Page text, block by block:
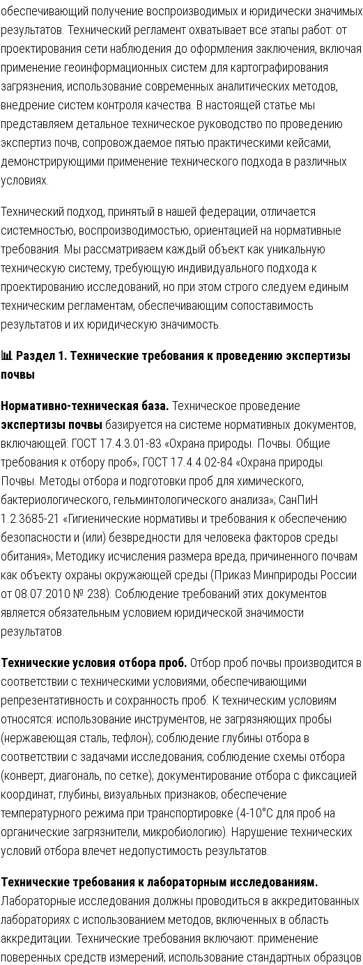
обеспечивающий получение воспроизводимых и юридически значимых
результатов. Технический регламент охватывает все этапы работ: от
проектирования сети наблюдения до оформления заключения, включая
применение геоинформационных систем для картографирования
загрязнения, использование современных аналитических методов,
внедрение систем контроля качества. В настоящей статье мы
представляем детальное техническое руководство по проведению
экспертиз почв, сопровождаемое пятью практическими кейсами,
демонстрирующими применение технического подхода в различных
условиях.
Технический подход, принятый в нашей федерации, отличается
системностью, воспроизводимостью, ориентацией на нормативные
требования. Мы рассматриваем каждый объект как уникальную
техническую систему, требующую индивидуального подхода к
проектированию исследований, но при этом строго следуем единым
техническим регламентам, обеспечивающим сопоставимость
результатов и их юридическую значимость.
📊 Раздел 1. Технические требования к проведению экспертизы
почвы
Нормативно-техническая база. Техническое проведение
экспертизы почвы базируется на системе нормативных документов,
включающей: ГОСТ 17.4.3.01-83 «Охрана природы. Почвы. Общие
требования к отбору проб»; ГОСТ 17.4.4.02-84 «Охрана природы.
Почвы. Методы отбора и подготовки проб для химического,
бактериологического, гельминтологического анализа»; СанПиН
1.2.3685-21 «Гигиенические нормативы и требования к обеспечению
безопасности и (или) безвредности для человека факторов среды
обитания»; Методику исчисления размера вреда, причиненного почвам
как объекту охраны окружающей среды (Приказ Минприроды России
от 08.07.2010 № 238). Соблюдение требований этих документов
является обязательным условием юридической значимости
результатов.
Технические условия отбора проб. Отбор проб почвы производится в
соответствии с техническими условиями, обеспечивающими
репрезентативность и сохранность проб. К техническим условиям
относятся: использование инструментов, не загрязняющих пробы
(нержавеющая сталь, тефлон); соблюдение глубины отбора в
соответствии с задачами исследования; соблюдение схемы отбора
(конверт, диагональ, по сетке); документирование отбора с фиксацией
координат, глубины, визуальных признаков; обеспечение
температурного режима при транспортировке (4-10°С для проб на
органические загрязнители, микробиологию). Нарушение технических
условий отбора влечет недопустимость результатов.
Технические требования к лабораторным исследованиям.
Лабораторные исследования должны проводиться в аккредитованных
лабораториях с использованием методов, включенных в область
аккредитации. Технические требования включают: применение
поверенных средств измерений; использование стандартных образцов